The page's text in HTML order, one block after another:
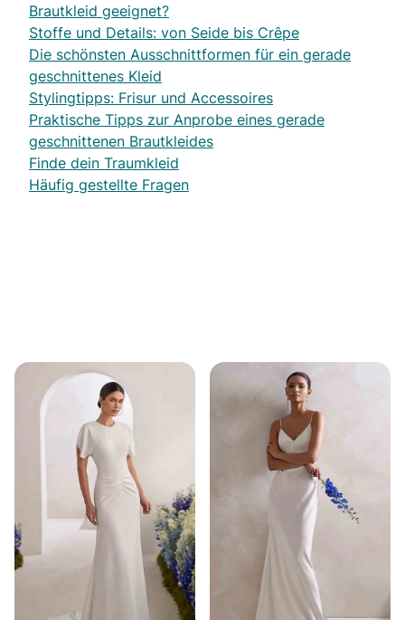
Brautkleid geeignet?
Stoffe und Details: von Seide bis Crêpe
Die schönsten Ausschnittformen für ein gerade
geschnittenes Kleid
Stylingtipps: Frisur und Accessoires
Praktische Tipps zur Anprobe eines gerade
geschnittenen Brautkleides
Finde dein Traumkleid
Häufig gestellte Fragen